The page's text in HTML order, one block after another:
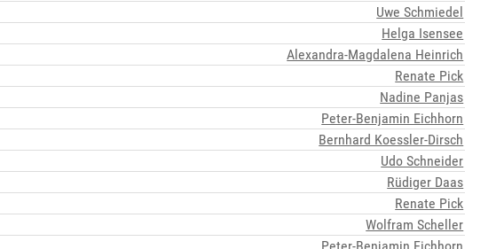
Uwe Schmiedel
Helga Isensee
Alexandra-Magdalena Heinrich
Renate Pick
Nadine Panjas
Peter-Benjamin Eichhorn
Bernhard Koessler-Dirsch
Udo Schneider
Rüdiger Daas
Renate Pick
Wolfram Scheller